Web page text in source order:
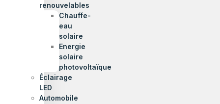
renouvelables
Chauffe-
eau
solaire
Energie
solaire
photovoltaïque
Éclairage
LED
Automobile